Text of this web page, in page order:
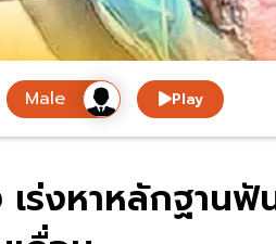
Play
เร่งหาหลักฐาน